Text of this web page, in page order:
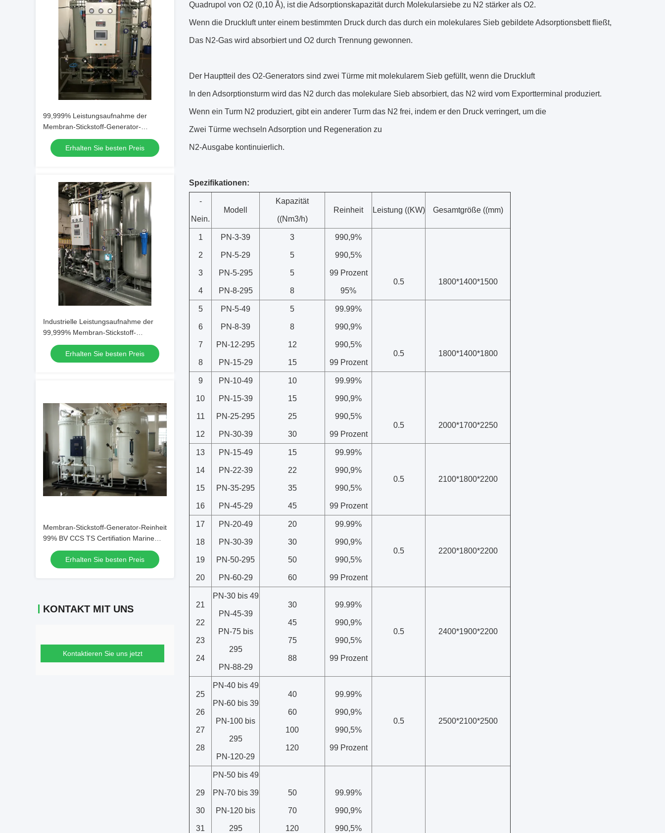
99,999% Leistungsaufnahme der
Membran-Stickstoff-Generator-
geringen Energie
Erhalten Sie besten Preis
Industrielle Leistungsaufnahme der
99,999% Membran-Stickstoff-
Generator-geringen Energie
Erhalten Sie besten Preis
Membran-Stickstoff-Generator-Reinheit
99% BV CCS TS Certifiation Marine
Industry
Erhalten Sie besten Preis
KONTAKT MIT UNS
Kontaktieren Sie uns jetzt
Quadrupol von O2 (0,10 Å), ist die Adsorptionskapazität durch Molekularsiebe zu N2 stärker als O2.
Wenn die Druckluft unter einem bestimmten Druck durch das durch ein molekulares Sieb gebildete Adsorptionsbett fließt,
Das N2-Gas wird absorbiert und O2 durch Trennung gewonnen.
Der Hauptteil des O2-Generators sind zwei Türme mit molekularem Sieb gefüllt, wenn die Druckluft
In den Adsorptionsturm wird das N2 durch das molekulare Sieb absorbiert, das N2 wird vom Exportterminal produziert.
Wenn ein Turm N2 produziert, gibt ein anderer Turm das N2 frei, indem er den Druck verringert, um die
Zwei Türme wechseln Adsorption und Regeneration zu
N2-Ausgabe kontinuierlich.
Spezifikationen:
-
Nein.
Modell
Kapazität
((Nm3/h)
Reinheit Leistung ((KW) Gesamtgröße ((mm)
1
2
3
4
PN-3-39
PN-5-29
PN-5-295
PN-8-295
3
5
5
8
990,9%
990,5%
99 Prozent
95%
0.5 1800*1400*1500
5
6
7
8
PN-5-49
PN-8-39
PN-12-295
PN-15-29
5
8
12
15
99.99%
990,9%
990,5%
99 Prozent
0.5 1800*1400*1800
9
10
11
12
PN-10-49
PN-15-39
PN-25-295
PN-30-39
10
15
25
30
99.99%
990,9%
990,5%
99 Prozent
0.5 2000*1700*2250
13
14
15
16
PN-15-49
PN-22-39
PN-35-295
PN-45-29
15
22
35
45
99.99%
990,9%
990,5%
99 Prozent
0.5 2100*1800*2200
17
18
19
20
PN-20-49
PN-30-39
PN-50-295
PN-60-29
20
30
50
60
99.99%
990,9%
990,5%
99 Prozent
0.5 2200*1800*2200
21
22
23
24
PN-30 bis 49
PN-45-39
PN-75 bis
295
PN-88-29
30
45
75
88
99.99%
990,9%
990,5%
99 Prozent
0.5 2400*1900*2200
25
26
27
28
PN-40 bis 49
PN-60 bis 39
PN-100 bis
295
PN-120-29
40
60
100
120
99.99%
990,9%
990,5%
99 Prozent
0.5 2500*2100*2500
29
30
31
PN-50 bis 49
PN-70 bis 39
PN-120 bis
295
50
70
120
99.99%
990,9%
990,5%